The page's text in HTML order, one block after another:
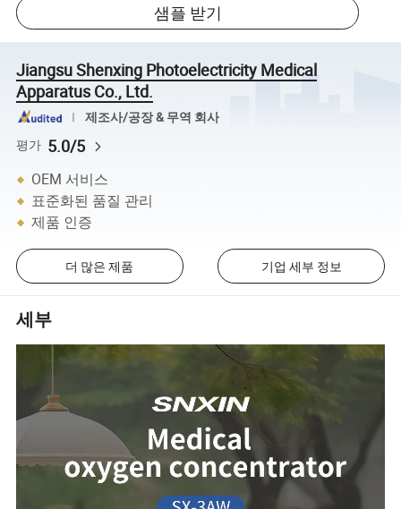
샘플 받기
Jiangsu Shenxing Photoelectricity Medical
Apparatus Co., Ltd.
제조사/공장 & 무역 회사
평가 5.0/5
OEM 서비스
표준화된 품질 관리
제품 인증
더 많은 제품 기업 세부 정보
세부